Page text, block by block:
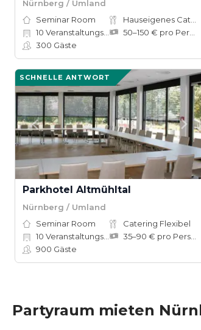
Nürnberg / Umland
Seminar Room
10 Veranstaltungsräume
300 Gäste
SCHNELLE ANTWORT
Parkhotel Altmühltal
Nürnberg / Umland
Seminar Room
Catering Flexibel
10 Veranstaltungsräume
900 Gäste
Partyraum mieten